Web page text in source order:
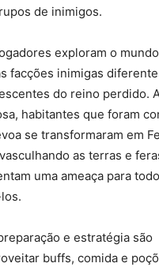
de inimigos.
exploram o
facções inimigas
do reino perdido.
habitantes que foram
se transformaram em
as terras e
uma ameaça para
e estratégia são
buffs, comida e